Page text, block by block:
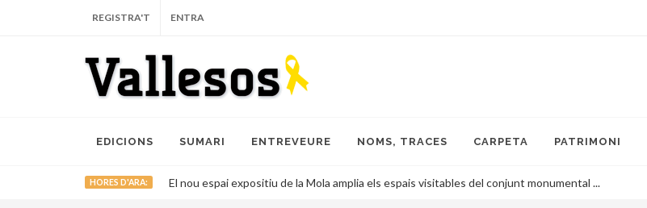
REGISTRA'T ENTRA
EDICIONS SUMARI ENTREVEURE NOMS, TRACES CARPETA PATRIMONI
HORES D'ARA: El nou espai expositiu de la Mola amplia els espais visitables del conjunt monumental ...